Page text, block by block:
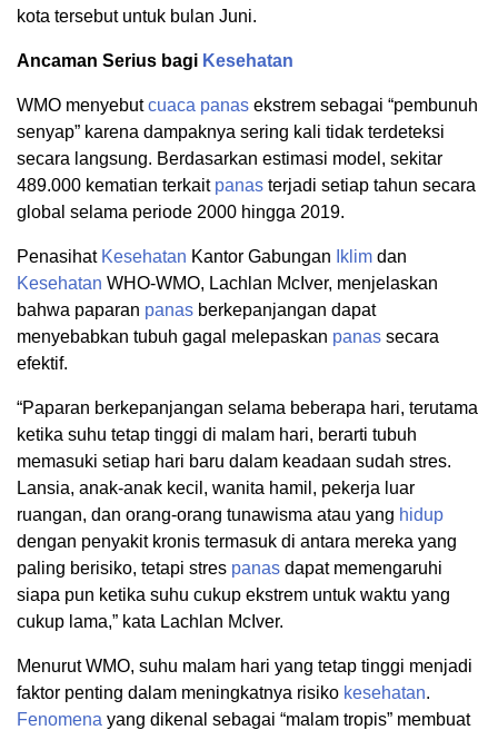
kota tersebut untuk bulan Juni.
Ancaman Serius bagi Kesehatan
WMO menyebutcuaca panas ekstrem sebagai “pembunuh
senyap” karena dampaknya sering kali tidak terdeteksi
secara langsung. Berdasarkan estimasi model, sekitar
489.000 kematian terkait panas terjadi setiap tahun secara
global selama periode 2000 hingga 2019.
Penasihat Kesehatan Kantor Gabungan Iklim dan
Kesehatan WHO-WMO, Lachlan McIver, menjelaskan
bahwa paparan panas berkepanjangan dapat
menyebabkan tubuh gagal melepaskan panas secara
efektif.
“Paparan berkepanjangan selama beberapa hari, terutama
ketika suhu tetap tinggi di malam hari, berarti tubuh
memasuki setiap hari baru dalam keadaan sudah stres.
Lansia, anak-anak kecil, wanita hamil, pekerja luar
ruangan, dan orang-orang tunawisma atau yang hidup
dengan penyakit kronis termasuk di antara mereka yang
paling berisiko, tetapi stres panas dapat memengaruhi
siapa pun ketika suhu cukup ekstrem untuk waktu yang
cukup lama,” kata Lachlan McIver.
Menurut WMO, suhu malam hari yang tetap tinggi menjadi
faktor penting dalam meningkatnya risiko kesehatan.
Fenomena yang dikenal sebagai “malam tropis” membuat